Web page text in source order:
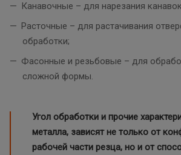
Канавочные – для нарезания
Расточные – для растачивания
обработки;
Фасонные и резьбовые – для
сложной формы.
Угол обработки и прочие
металла, зависят не только от
рабочей части резца, но и от